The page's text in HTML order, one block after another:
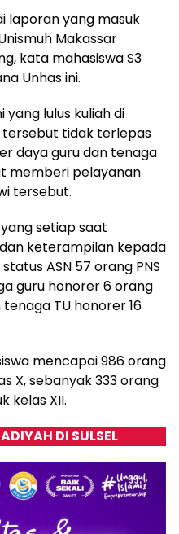
laporan yang masuk
Makassar
kata mahasiswa S3
Unhas ini.
lulus kuliah di
tersebut tidak terlepas
daya guru dan tenaga
memberi pelayanan
tersebut.
setiap saat
keterampilan kepada
ASN 57 orang PNS
guru honorer 6 orang
tenaga TU honorer 16
mencapai 986 orang
X, sebanyak 333 orang
kelas XII.
DI SULSEL